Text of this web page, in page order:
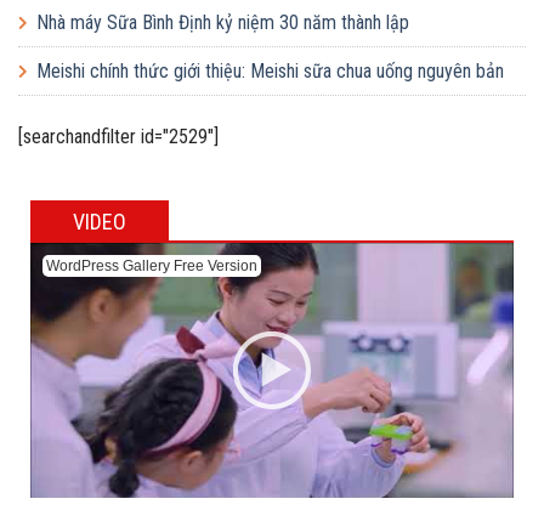
trường học
Nhà máy Sữa Bình Định kỷ niệm 30 năm thành lập
Meishi chính thức giới thiệu: Meishi sữa chua uống nguyên bản
[searchandfilter id="2529"]
VIDEO
WordPress Gallery Free Version